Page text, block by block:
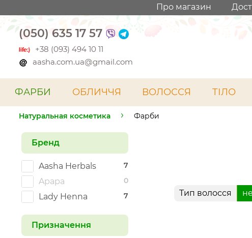
Про магазин
(050) 635 17 57
+38 (093) 494 10 11
aasha.com.ua@gmail.com
ФАРБИ ОБЛИЧЧЯ ВОЛОССЯ ТІЛО
Натуральная косметика Фарби
Тип волосся
Бренд
7
Aasha Herbals
0
Apapa
7
Lady Henna
Призначення